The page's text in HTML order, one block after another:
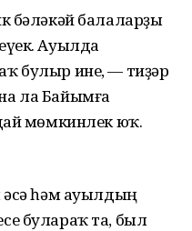
бәләкәй балаларҙы
Ауылда
булыр ине, — тиҙәр
ла Байымға
мөмкинлек юҡ.
әсә һәм ауылдың
булараҡ та, был